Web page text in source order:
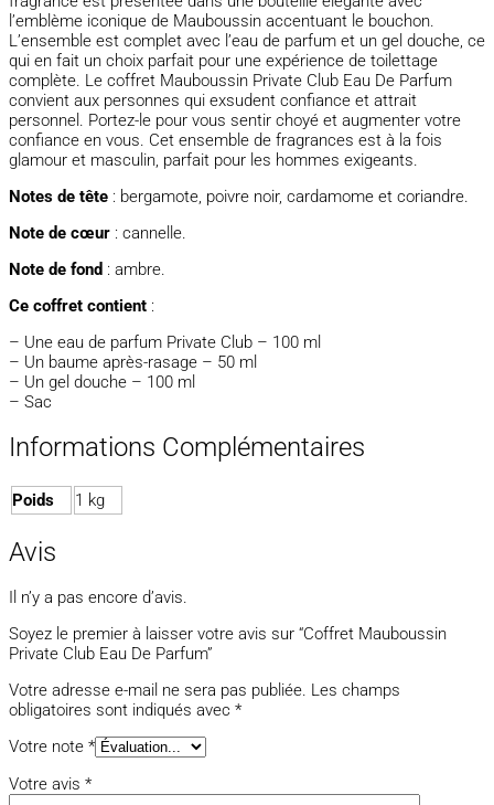
l’emblème iconique de Mauboussin accentuant le bouchon.
L’ensemble est complet avec l’eau de parfum et un gel douche, ce
qui en fait un choix parfait pour une expérience de toilettage
complète. Le coffret Mauboussin Private Club Eau De Parfum
convient aux personnes qui exsudent confiance et attrait
personnel. Portez-le pour vous sentir choyé et augmenter votre
confiance en vous. Cet ensemble de fragrances est à la fois
glamour et masculin, parfait pour les hommes exigeants.
Notes de tête : bergamote, poivre noir, cardamome et coriandre.
Note de cœur : cannelle.
Note de fond : ambre.
Ce coffret contient :
– Une eau de parfum Private Club – 100 ml
– Un baume après-rasage – 50 ml
– Un gel douche – 100 ml
– Sac
Informations Complémentaires
Poids 1 kg
Avis
Il n’y a pas encore d’avis.
Soyez le premier à laisser votre avis sur “Coffret Mauboussin
Private Club Eau De Parfum”
Votre adresse e-mail ne sera pas publiée. Les champs
obligatoires sont indiqués avec *
Votre note *
Votre avis *